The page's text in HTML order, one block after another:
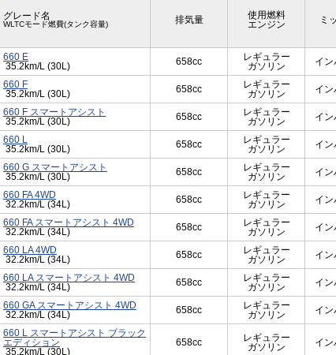
グレード名
WLTCモード燃費(タンク容量) 排気量
使用燃料
エンジン
ミ
660 E
35.2km/L (30L)
658cc
レギュラー
ガソリン
イ
660 F
35.2km/L (30L)
658cc
レギュラー
ガソリン
イ
660 F スマートアシスト
35.2km/L (30L)
658cc
レギュラー
ガソリン
イ
660 L
35.2km/L (30L)
658cc
レギュラー
ガソリン
イ
660 G スマートアシスト
35.2km/L (30L)
658cc
レギュラー
ガソリン
イ
660 FA 4WD
32.2km/L (34L)
658cc
レギュラー
ガソリン
イ
660 FA スマートアシスト 4WD
32.2km/L (34L)
658cc
レギュラー
ガソリン
イ
660 LA 4WD
32.2km/L (34L)
658cc
レギュラー
ガソリン
イ
660 LA スマートアシスト 4WD
32.2km/L (34L)
658cc
レギュラー
ガソリン
イ
660 GA スマートアシスト 4WD
32.2km/L (34L)
658cc
レギュラー
ガソリン
イ
660 L スマートアシスト ブラック
エディション
35.2km/L (30L)
658cc
レギュラー
ガソリン
イ